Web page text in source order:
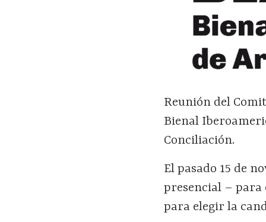
Reunión del
Bienal
Conciliación.
El pasado 15 de
presencial – para
para elegir la